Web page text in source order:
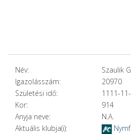
Név:
Szaulik
Igazolásszám:
20970
Születési idő:
1111-
Kor:
914
Anyja neve:
N.A.
Aktuális klubja(i):